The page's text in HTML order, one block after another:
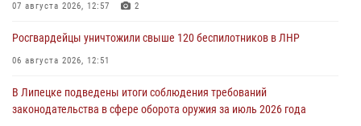
07 августа 2026, 12:57 2
Росгвардейцы уничтожили свыше 120 беспилотников в ЛНР
06 августа 2026, 12:51
В Липецке подведены итоги соблюдения требований
законодательства в сфере оборота оружия за июль 2026 года